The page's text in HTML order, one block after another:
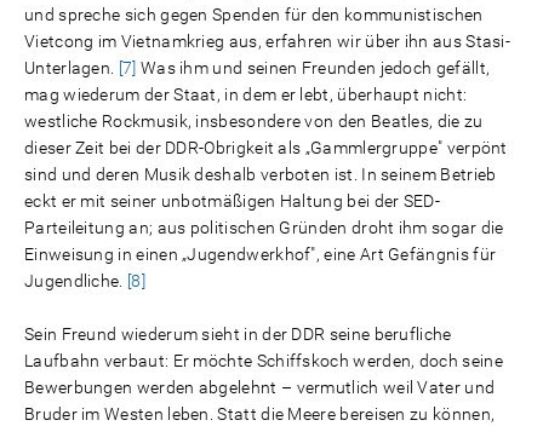
und spreche sich gegen Spenden für den kommunistischen
Vietcong im Vietnamkrieg aus, erfahren wir über ihn aus Stasi-
Unterlagen. [7] Was ihm und seinen Freunden jedoch gefällt,
mag wiederum der Staat, in dem er lebt, überhaupt nicht:
westliche Rockmusik, insbesondere von den Beatles, die zu
dieser Zeit bei der DDR-Obrigkeit als „Gammlergruppe" verpönt
sind und deren Musik deshalb verboten ist. In seinem Betrieb
eckt er mit seiner unbotmäßigen Haltung bei der SED-
Parteileitung an; aus politischen Gründen droht ihm sogar die
Einweisung in einen „Jugendwerkhof", eine Art Gefängnis für
Jugendliche. [8]
Sein Freund wiederum sieht in der DDR seine berufliche
Laufbahn verbaut: Er möchte Schiffskoch werden, doch seine
Bewerbungen werden abgelehnt – vermutlich weil Vater und
Bruder im Westen leben. Statt die Meere bereisen zu können,